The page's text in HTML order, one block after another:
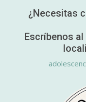
¿Necesitas
Escríbenos